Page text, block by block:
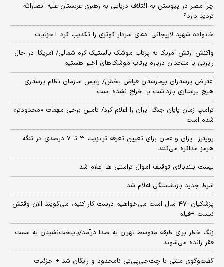
چرا مصر در پیوستن به ائتلاف دریایی به رهبری عربستان علیه انصارالله
تردید دارد؟
خانواده شهید لاریجانی ادعای سردار کوثری را تکذیب کرد +جزئیات
واکنش ارتش آمریکا به پرتاب موشک بالستیک کره شمالی/ آمریکا: در حال
رایزنی با متحدان درباره پرتاب موشک‌های اخیر هستیم
اعتراض پرستاران بیمارستان فیاض بخش/ رئیس سازمان نظام پرستاری:
هیچ پرستاری بازداشت یا اخراج نشده است
ترامپ زمان پایان جنگ ایران را اعلام کرد/ تامین برخی مهمات «محدودتر»
شده است
رویترز: ایران و عمان برای تعیین تعرفه ترانزیت ۳ تا ۷ درصدی در تنگه
هرمز مذاکره می‌کنند
لیست بلندبالای توقیف اموال تراستی ها اعلام شد
شرط جدید بازنشستگی اعلام شد
پزشکیان: ۴۷ سال است می‌خواهیم درست کار کنیم، می‌گویند الان وقتش
نیست +فیلم
زنگ خطر برای طبقه متوسط تهران به صدا درآمد/پایتخت‌نشینان به سمت
فقر رانده می‌شوند
گفت‌وگوی متنی با چت‌جی‌پی‌تی نامحدود و رایگان شد + جزئیات